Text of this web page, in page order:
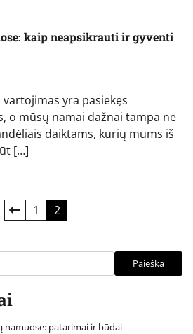
kaip neapsikrauti ir gyventi
vartojimas yra pasiekęs
o mūsų namai dažnai tampa ne
daiktams, kurių mums iš
[…]
1 2
Paieška
namuose: patarimai ir būdai